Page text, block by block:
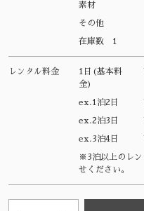
素材
その他
在庫数 1
レンタル料金
1日(基本料
金)
ex.1泊2日
ex.2泊3日
ex.3泊4日
※3泊以上のレン
せください。